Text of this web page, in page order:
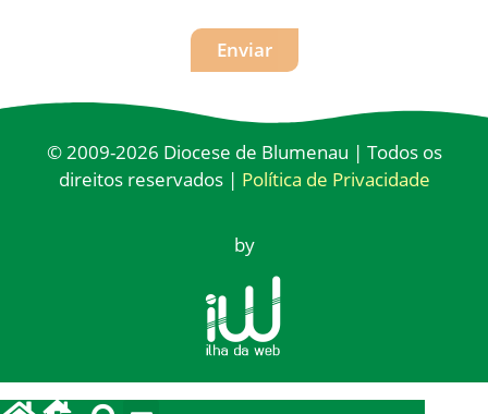
Enviar
© 2009-2026 Diocese de Blumenau | Todos os
direitos reservados | Política de Privacidade
by